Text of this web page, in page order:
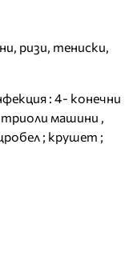
ризи, тениски,
: 4- конечни
машини ,
; крушет ;